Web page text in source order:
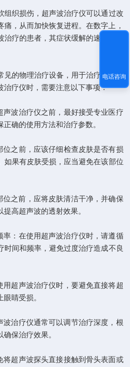
织损伤，超声波治疗仪可以通过改
，从而加快恢复进程。在数字上，
疗的患者，其症状缓解的速度比未
物理治疗设备，用于治疗肌肉骨
疗仪时，需要注意以下事项：
波治疗仪之前，最好接受专业医疗
正确的使用方法和治疗参数。
之前，应该仔细检查皮肤是否有损
。如果有皮肤受损，应当避免在该部位
前，应将皮肤清洁干净，并确保
高超声波的透射效果。
：在使用超声波治疗仪时，请遵循
间和频率，避免过度治疗造成不良
超声波治疗仪时，要避免直接将超
睛受损。
治疗仪通常可以调节治疗深度，根
保治疗效果。
超声波探头直接接触到骨头表面或
电话咨询